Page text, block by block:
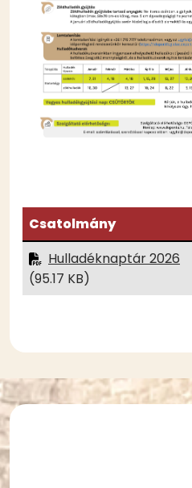
Csatolmány
Hulladéknaptár 2026
(95.17 KB)